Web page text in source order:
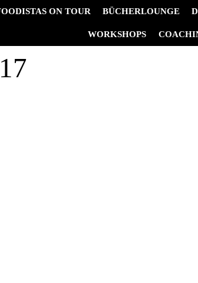
ON TOUR BÜCHERLOUNGE
WORKSHOPS